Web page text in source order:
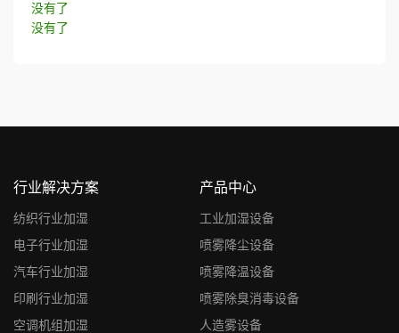
没有了
没有了
行业解决方案
纺织行业加湿
电子行业加湿
汽车行业加湿
印刷行业加湿
空调机组加湿
产品中心
工业加湿设备
喷雾降尘设备
喷雾降温设备
喷雾除臭消毒设备
人造雾设备